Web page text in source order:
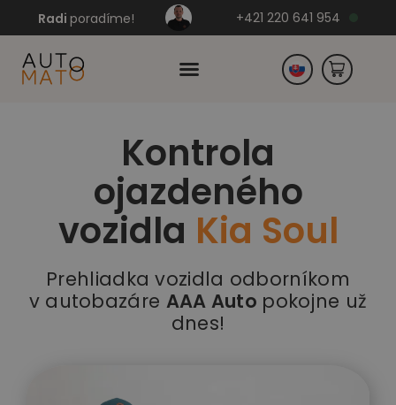
Radi poradíme! +421 220 641 954
Kontrola
ojazdeného
vozidla Kia Soul
Prehliadka vozidla odborníkom
v autobazáre AAA Auto pokojne už
dnes!